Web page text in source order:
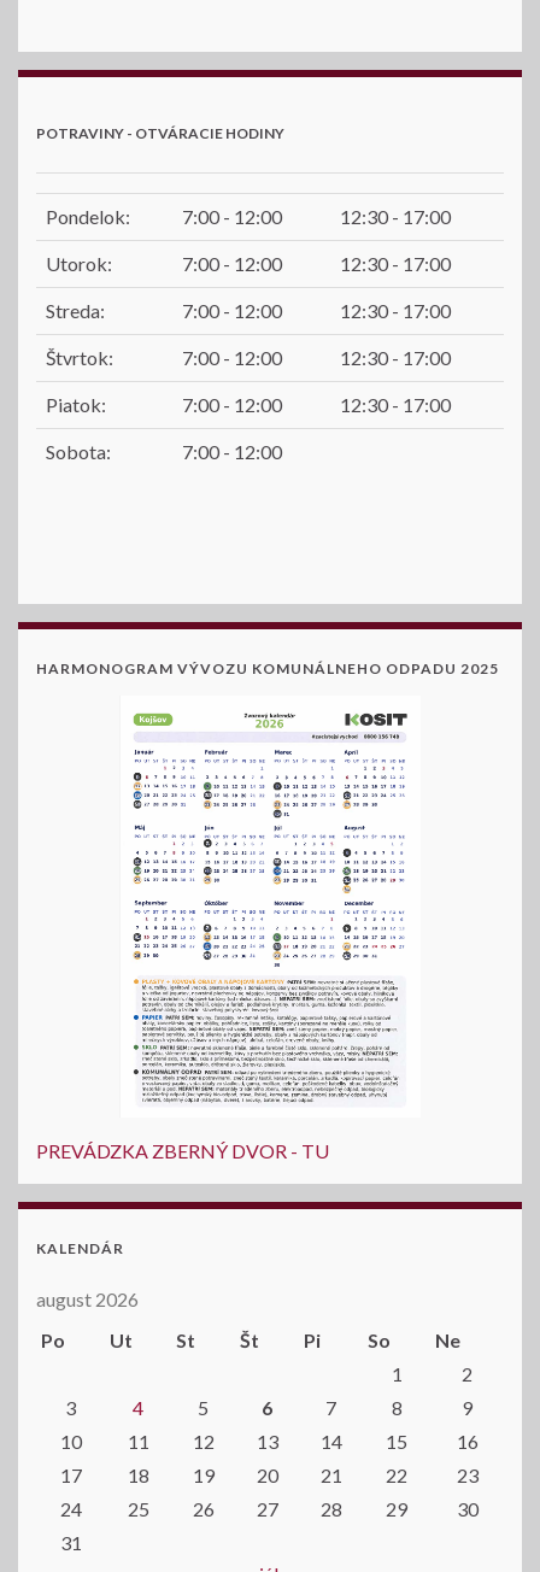
POTRAVINY - OTVÁRACIE HODINY
Pondelok: 7:00 - 12:00 12:30 - 17:00
Utorok: 7:00 - 12:00 12:30 - 17:00
Streda: 7:00 - 12:00 12:30 - 17:00
Štvrtok: 7:00 - 12:00 12:30 - 17:00
Piatok: 7:00 - 12:00 12:30 - 17:00
Sobota: 7:00 - 12:00
HARMONOGRAM VÝVOZU KOMUNÁLNEHO ODPADU 2025
PREVÁDZKA ZBERNÝ DVOR - TU
KALENDÁR
august 2026
Po
Ut St Št Pi So
Ne
1
2
3
4 5 6 7 8
9
10
11 12 13 14 15
16
17
18 19 20 21 22
23
24
25 26 27 28 29
30
31